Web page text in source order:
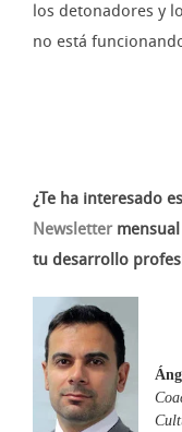
los detonadores y
no está
¿Te ha interesado
Newslettermensual
tu desarrollo